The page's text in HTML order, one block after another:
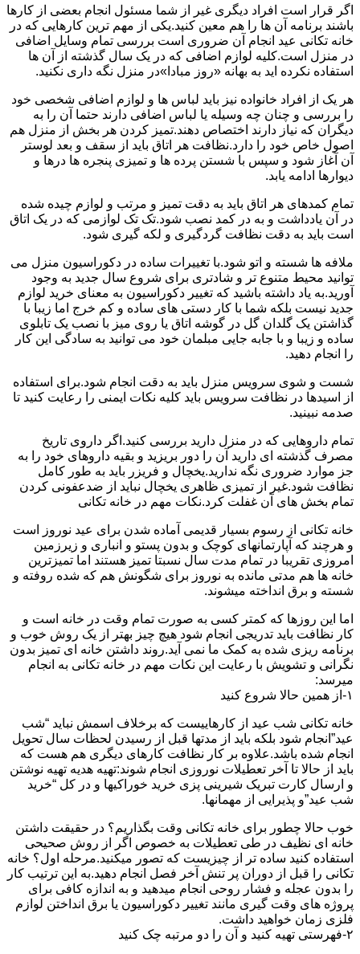
اگر قرار است افراد دیگری غیر از شما مسئول انجام بعضی از کارها
باشند برنامه آن ها را هم معین کنید.یکی از مهم ترین کارهایی که در
خانه تکانی عید انجام آن ضروری است بررسی تمام وسایل اضافی
در منزل است.کلیه لوازم اضافی که در یک سال گذشته از آن ها
استفاده نکرده اید به بهانه «روز مبادا»در منزل نگه داری نکنید.
هر یک از افراد خانواده نیز باید لباس ها و لوازم اضافی شخصی خود
را بررسی و چنان چه وسیله یا لباس اضافی دارند حتما آن را به
دیگران که نیاز دارند اختصاص دهند.تمیز کردن هر بخش از منزل هم
اصول خاص خود را دارد.نظافت هر اتاق باید از سقف و بعد لوستر
آن آغاز شود و سپس با شستن پرده ها و تمیزی پنجره ها درها و
دیوارها ادامه یابد.
تمام کمدهای هر اتاق باید به دقت تمیز و مرتب و لوازم چیده شده
در آن یادداشت و به در کمد نصب شود.تک تک لوازمی که در یک اتاق
است باید به دقت نظافت گردگیری و لکه گیری شود.
ملافه ها شسته و اتو شود.با تغییرات ساده در دکوراسیون منزل می
توانید محیط متنوع تر و شادتری برای شروع سال جدید به وجود
آورید.به یاد داشته باشید که تغییر دکوراسیون به معنای خرید لوازم
جدید نیست بلکه شما با کار دستی های ساده و کم خرج اما زیبا با
گذاشتن یک گلدان گل در گوشه اتاق یا روی میز با نصب یک تابلوی
ساده و زیبا و با جابه جایی مبلمان خود می توانید به سادگی این کار
را انجام دهید.
شست و شوی سرویس منزل باید به دقت انجام شود.برای استفاده
از اسیدها در نظافت سرویس باید کلیه نکات ایمنی را رعایت کنید تا
صدمه نبینید.
تمام داروهایی که در منزل دارید بررسی کنید.اگر داروی تاریخ
مصرف گذشته ای دارید آن را دور بریزید و بقیه داروهای خود را به
جز موارد ضروری نگه ندارید.یخچال و فریزر باید به طور کامل
نظافت شود.غیر از تمیزی ظاهری یخچال نباید از ضدعفونی کردن
تمام بخش های آن غفلت کرد.نکات مهم در خانه تکانی
خانه تکانی از رسوم بسیار قدیمی آماده شدن برای عید نوروز است
و هرچند که آپارتمانهای کوچک و بدون پستو و انباری و زیرزمین
امروزی تقریبا در تمام مدت سال نسبتا تمیز هستند اما تمیزترین
خانه ها هم مدتی مانده به نوروز برای شگونش هم که شده روفته و
شسته و برق انداخته میشوند.
اما این روزها که کمتر کسی به صورت تمام وقت در خانه است و
کار نظافت باید تدریجی انجام شود هیچ چیز بهتر از یک روش خوب و
برنامه ریزی شده به کمک ما نمی آید.روند داشتن خانه ای تمیز بدون
نگرانی و تشویش با رعایت این نکات مهم در خانه تکانی به انجام
میرسد:
۱-از همین حالا شروع کنید
خانه تکانی شب عید از کارهاییست که برخلاف اسمش نباید “شب
عید”انجام شود بلکه باید از مدتها قبل از رسیدن لحظات سال تحویل
انجام شده باشد.علاوه بر کار نظافت کارهای دیگری هم هست که
باید از حالا تا آخر تعطیلات نوروزی انجام شوند:تهیه هدیه تهیه نوشتن
و ارسال کارت تبریک شیرینی پزی خرید خوراکیها و در کل “خرید
شب عید”و پذیرایی از مهمانها.
خوب حالا چطور برای خانه تکانی وقت بگذاریم؟ در حقیقت داشتن
خانه ای نظیف در طی تعطیلات به خصوص اگر از روش صحیحی
استفاده کنید ساده تر از چیزیست که تصور میکنید.مرحله اول؟ خانه
تکانی را قبل از دوران پر تنش آخر فصل انجام دهید.به این ترتیب کار
را بدون عجله و فشار روحی انجام میدهید و به اندازه کافی برای
پروژه های وقت گیری مانند تغییر دکوراسیون یا برق انداختن لوازم
فلزی زمان خواهید داشت.
۲-فهرستی تهیه کنید و آن را دو مرتبه چک کنید